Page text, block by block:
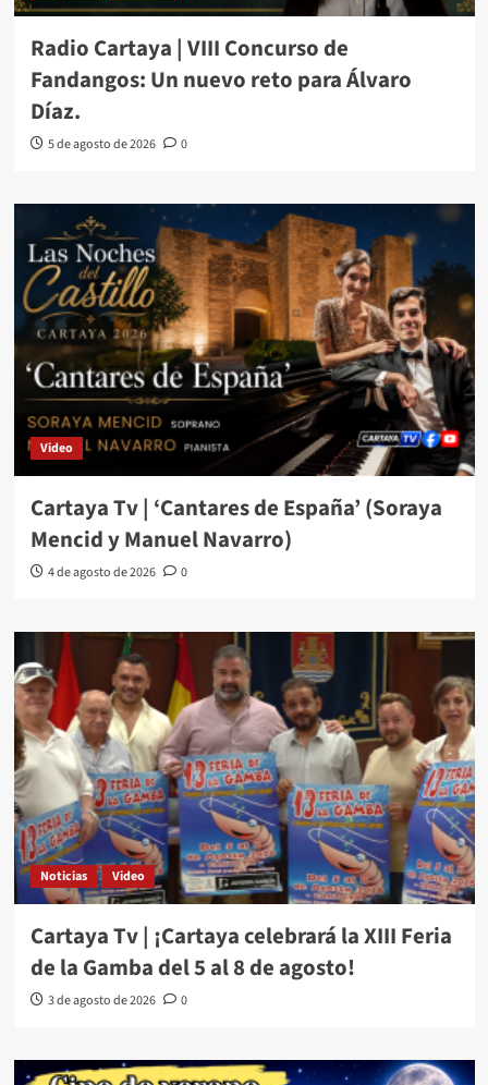
Radio Cartaya | VIII Concurso de
Fandangos: Un nuevo reto para Álvaro
Díaz.
5 de agosto de 2026 0
Video
Cartaya Tv | ‘Cantares de España’ (Soraya
Mencid y Manuel Navarro)
4 de agosto de 2026 0
Noticias Video
Cartaya Tv | ¡Cartaya celebrará la XIII Feria
de la Gamba del 5 al 8 de agosto!
3 de agosto de 2026 0